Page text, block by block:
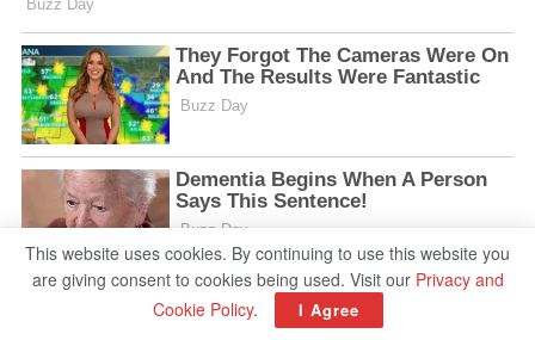
This website uses cookies. By continuing to use this website you
are giving consent to cookies being used. Visit our Privacy and
Cookie Policy. I Agree